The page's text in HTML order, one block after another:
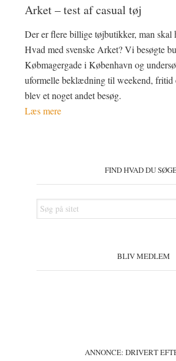
Arket – test af casual tøj
Der er flere billige tøjbutikker, man skal
Hvad med svenske Arket? Vi besøgte
Købmagergade i København og
uformelle beklædning til weekend, fritid
blev et noget andet besøg.
Læs mere
FIND HVAD DU
Søg
på
BLIV MEDLEM
ANNONCE: DRIVERT